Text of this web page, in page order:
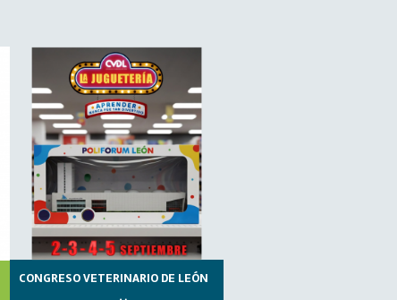
CONGRESO VETERINARIO DE LEÓN